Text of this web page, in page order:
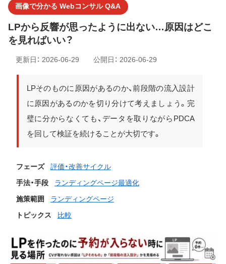
画像で分かる Webコンサル Q&A
LPから反響が思ったように出ない…原因はどこ
を見ればいい？
更新日： 2026-06-29 公開日： 2026-06-29
LPそのものに原因があるのか、前段階の流入設計
に原因があるのかを切り分けて考えましょう。完
璧に分からなくても、データを取りながらPDCA
を回して検証を続けることが大切です。
フェーズ
評価・改善サイクル
手法・手段
ランディングページ最適化
施策範囲
ランディングページ
トピックス
比較